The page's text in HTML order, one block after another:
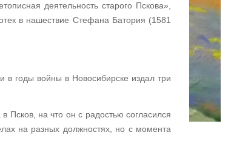
деятельность старого Пскова»,
в нашествие Стефана Батория (1581
в годы войны в Новосибирске издал три
Псков, на что он с радостью согласился
на разных должностях, но с момента